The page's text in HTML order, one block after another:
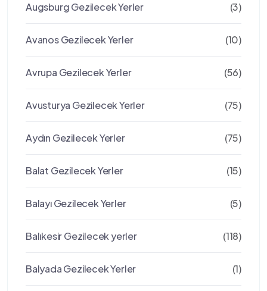
Augsburg Gezilecek Yerler (3)
Avanos Gezilecek Yerler (10)
Avrupa Gezilecek Yerler (56)
Avusturya Gezilecek Yerler (75)
Aydın Gezilecek Yerler (75)
Balat Gezilecek Yerler (15)
Balayı Gezilecek Yerler (5)
Balıkesir Gezilecek yerler (118)
Balyada Gezilecek Yerler (1)